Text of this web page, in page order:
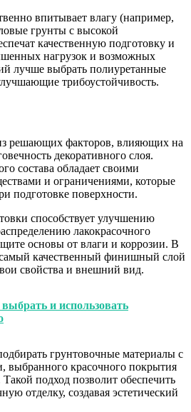
впитывает влагу (например,
грунты с высокой
качественную подготовку и
нагрузок и возможных
лучше выбрать полиуретанные
трибоустойчивость.
решающих факторов, влияющих на
декоративного слоя.
состава обладает своими
и ограничениями, которые
подготовке поверхности.
способствует улучшению
лакокрасочного
основы от влаги и коррозии. В
качественный финишный слой
свойства и внешний вид.
и использовать
грунтовочные материалы с
выбранного красочного покрытия
подход позволит обеспечить
отделку, создавая эстетический